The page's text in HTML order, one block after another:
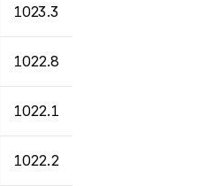
1023.3
1022.8
1022.1
1022.2